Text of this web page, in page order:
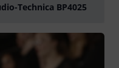
Technica BP4025